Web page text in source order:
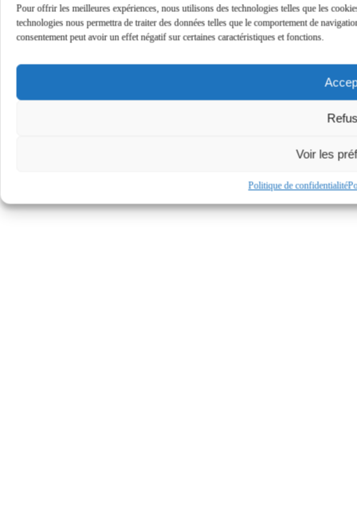
Pour offrir les meilleures expériences, nous utilisons des technologies telles que les
technologies nous permettra de traiter des données telles que le comportement de
consentement peut avoir un effet négatif sur certaines caractéristiques et fonctions.
Voir les
Politique de confidentialité